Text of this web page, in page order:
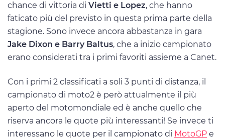
chance di vittoria di Vietti e Lopez, che hanno
faticato più del previsto in questa prima parte della
stagione. Sono invece ancora abbastanza in gara
Jake Dixon e Barry Baltus, che a inizio campionato
erano considerati tra i primi favoriti assieme a Canet.
Con i primi 2 classificati a soli 3 punti di distanza, il
campionato di moto2 è però attualmente il più
aperto del motomondiale ed è anche quello che
riserva ancora le quote più interessanti! Se invece ti
interessano le quote per il campionato di MotoGP e